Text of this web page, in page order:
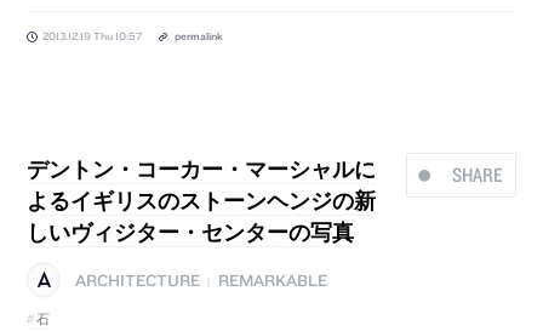
2013.12.19 Thu 10:57 permalink
SHARE
デントン・コーカー・マーシャルに
よるイギリスのストーンヘンジの新
しいヴィジター・センターの写真
ARCHITECTURE
REMARKABLE
石